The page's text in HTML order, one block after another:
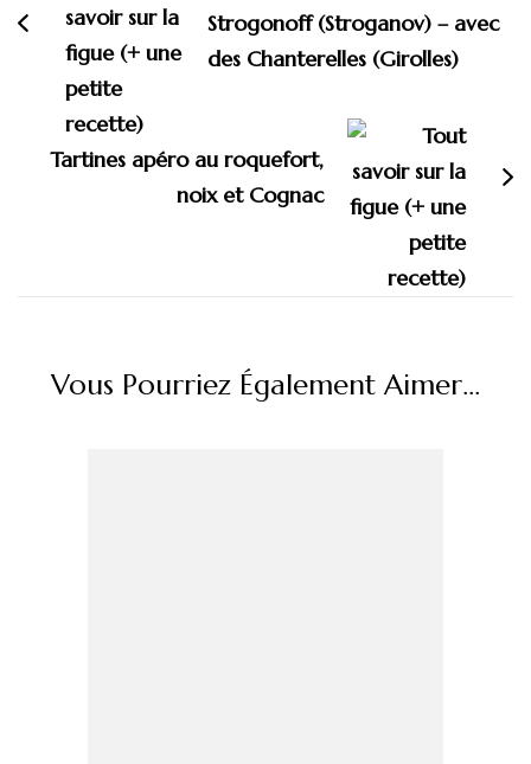
Strogonoff (Stroganov) – avec
des Chanterelles (Girolles)
Tartines apéro au roquefort,
noix et Cognac
Vous Pourriez Également Aimer...